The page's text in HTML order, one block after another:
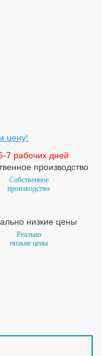
цену!
7 рабочих дней
Собственное
производство
Реально
низкие цены